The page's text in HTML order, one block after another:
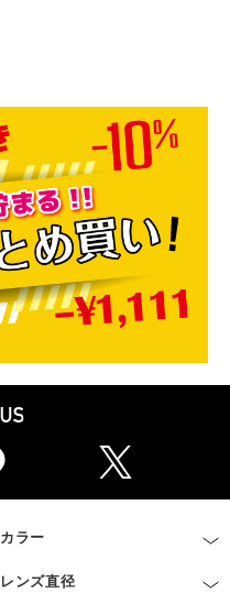
カラー
レンズ直径